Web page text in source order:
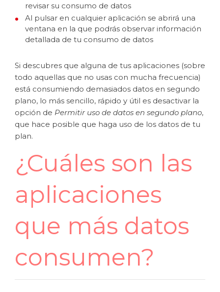
revisar su consumo de datos
Al pulsar en cualquier aplicación se abrirá una
ventana en la que podrás observar información
detallada de tu consumo de datos
Si descubres que alguna de tus aplicaciones (sobre
todo aquellas que no usas con mucha frecuencia)
está consumiendo demasiados datos en segundo
plano, lo más sencillo, rápido y útil es desactivar la
opción de Permitir uso de datos en segundo plano,
que hace posible que haga uso de los datos de tu
plan.
¿Cuáles son las
aplicaciones
que más datos
consumen?